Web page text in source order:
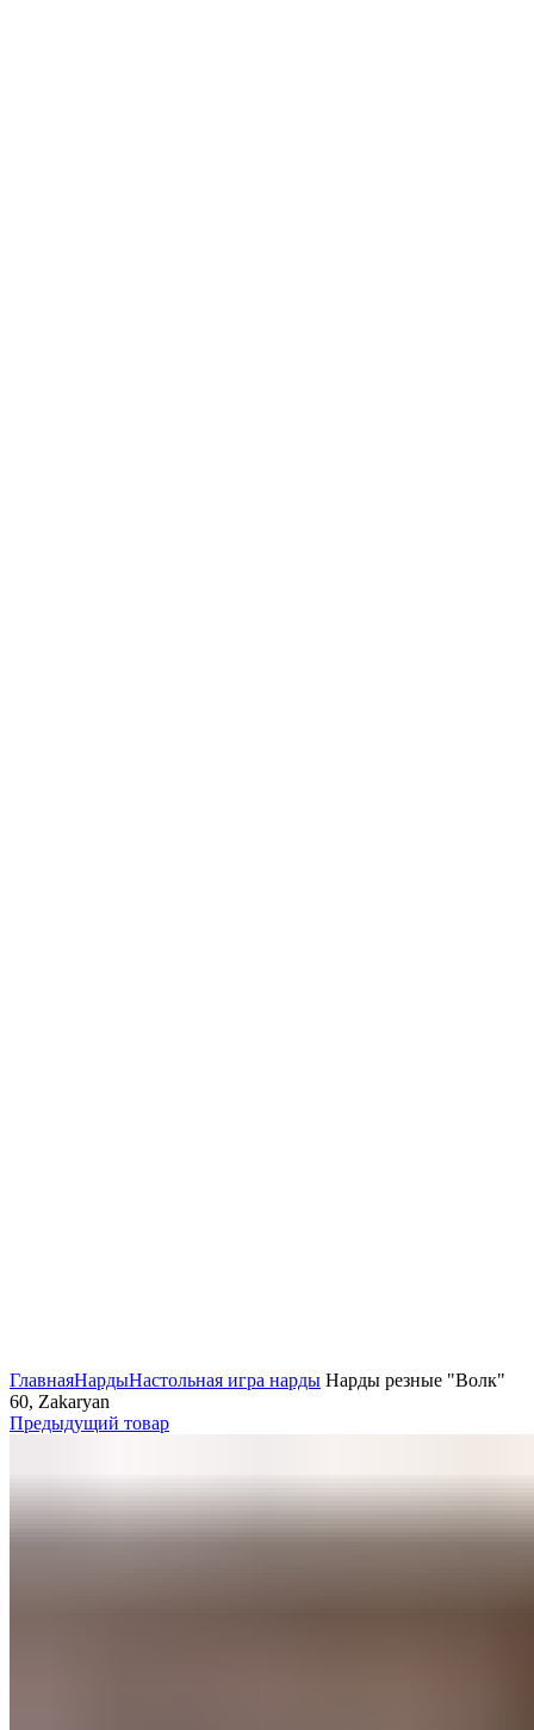
ГлавнаяНардыНастольная игра нарды Нарды резные "Волк"
60, Zakaryan
Предыдущий товар